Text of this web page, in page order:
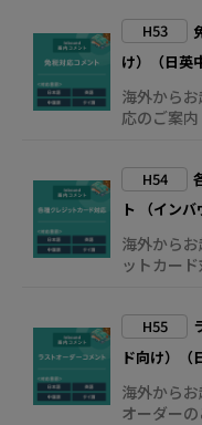
H53
け）（日英
海外から
応のご案内
H54
ト （イン
海外から
ットカー
H55
ド向け）（
海外から
オーダー